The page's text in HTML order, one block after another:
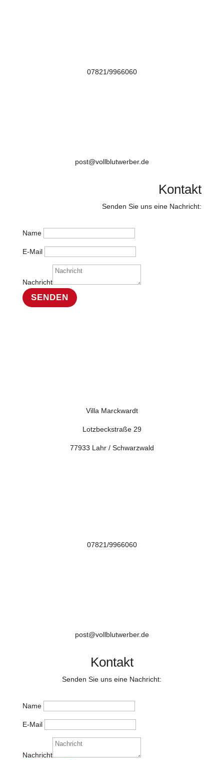
07821/9966060
post@vollblutwerber.de
Kontakt
Senden Sie uns eine Nachricht:
Name
E-Mail
Nachricht
SENDEN
Villa Marckwardt
Lotzbeckstraße 29
77933 Lahr / Schwarzwald
07821/9966060
post@vollblutwerber.de
Kontakt
Senden Sie uns eine Nachricht:
Name
E-Mail
Nachricht